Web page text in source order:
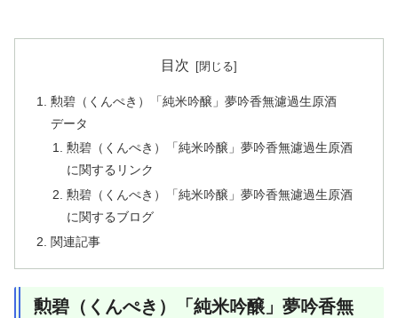
目次
勲碧（くんぺき）「純米吟醸」夢吟香無濾過生原酒
データ
勲碧（くんぺき）「純米吟醸」夢吟香無濾過生原酒
に関するリンク
勲碧（くんぺき）「純米吟醸」夢吟香無濾過生原酒
に関するブログ
関連記事
勲碧（くんぺき）「純米吟醸」夢吟香無